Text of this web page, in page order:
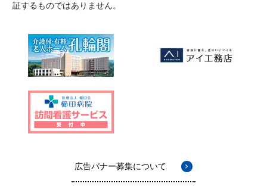
証するものではありません。
広告バナー募集について